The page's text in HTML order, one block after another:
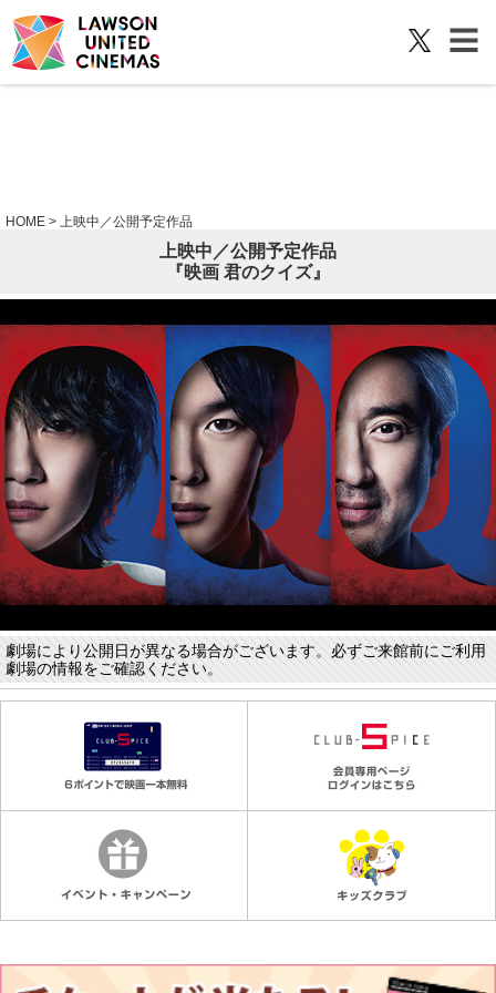
HOME > 上映中／公開予定作品
上映中／公開予定作品
『映画 君のクイズ』
劇場により公開日が異なる場合がございます。必ずご来館前にご利用
劇場の情報をご確認ください。